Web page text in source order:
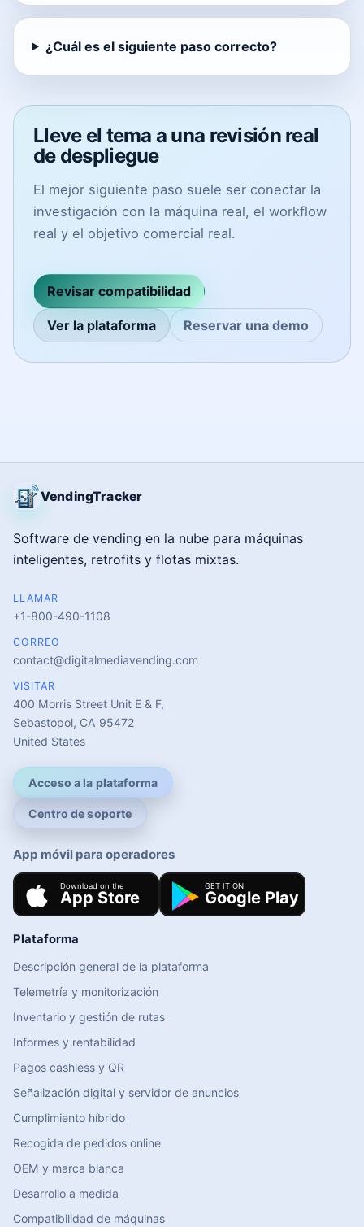
¿Cuál es el siguiente paso correcto?
Lleve el tema a una revisión real
de despliegue
El mejor siguiente paso suele ser conectar la
investigación con la máquina real, el workflow
real y el objetivo comercial real.
Revisar compatibilidad
Ver la plataforma Reservar una demo
VendingTracker
Software de vending en la nube para máquinas
inteligentes, retrofits y flotas mixtas.
LLAMAR
+1-800-490-1108
CORREO
contact@digitalmediavending.com
VISITAR
400 Morris Street Unit E & F,
Sebastopol, CA 95472
United States
Acceso a la plataforma
Centro de soporte
App móvil para operadores
Plataforma
Descripción general de la plataforma
Telemetría y monitorización
Inventario y gestión de rutas
Informes y rentabilidad
Pagos cashless y QR
Señalización digital y servidor de anuncios
Cumplimiento híbrido
Recogida de pedidos online
OEM y marca blanca
Desarrollo a medida
Compatibilidad de máquinas